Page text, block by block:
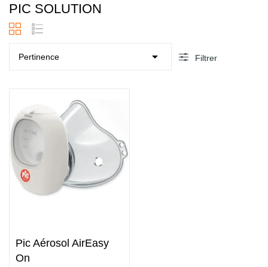
PIC SOLUTION
Pertinence  Filtrer
Pic Aérosol AirEasy
On